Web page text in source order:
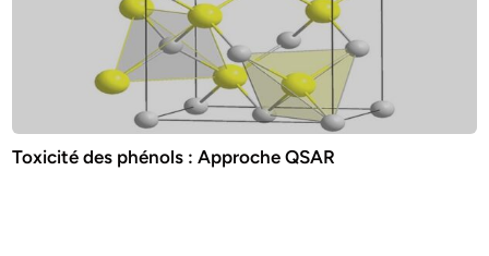
Toxicité des phénols : Approche QSAR